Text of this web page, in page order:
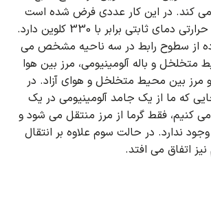
کند. در این کار عددی فرض شده است
ثابتی برابر با 330 کلوین دارد.
از سطوح رابط در سه ناحیه مشخص می
متخلخل و باله آلومینیومی، مرز بین هوا
و مرز بین محیط متخلخل و هوای آزاد. در
که ما از یک جامد آلومینیومی در یک
کنیم، فقط گرما از مرز منتقل می شود و
ندارد. در حالت سوم علاوه بر انتقال
اتفاق می افتد.